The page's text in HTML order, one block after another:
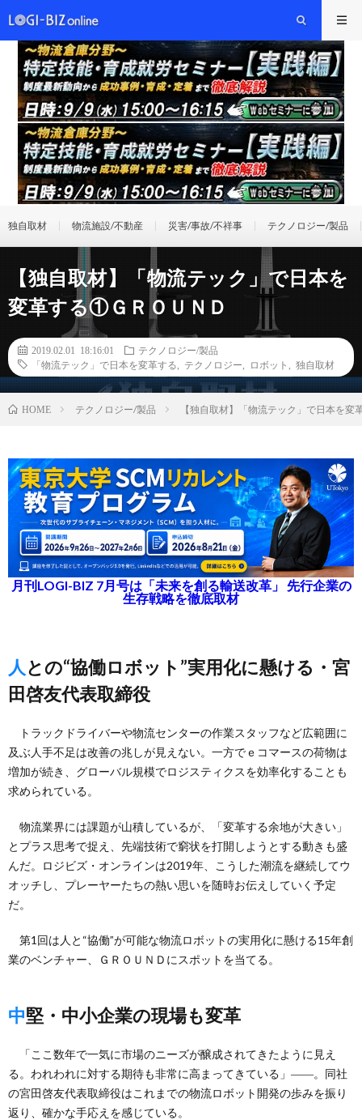
独自取材 物流施設/不動産 災害/事故/不祥事 テクノロジー/製品
【独自取材】「物流テック」で日本を
変革する①ＧＲＯＵＮＤ
2019.02.01 18:16:01
テクノロジー/製品
「物流テック」で日本を変革する
テクノロジー ロボット 独自取材
HOME テクノロジー/製品 【独自取材】「物流テック」で日本を
月刊LOGI-BIZ 7月号は「未来を創る輸送改革」 先行企業の
生存戦略を徹底取材
人との“協働ロボット”実用化に懸ける・宮
田啓友代表取締役
トラックドライバーや物流センターの作業スタッフなど広範囲に
及ぶ人手不足は改善の兆しが見えない。一方でｅコマースの荷物は
増加が続き、グローバル規模でロジスティクスを効率化することも
求められている。
物流業界には課題が山積しているが、「変革する余地が大きい」
とプラス思考で捉え、先端技術で窮状を打開しようとする動きも盛
んだ。ロジビズ・オンラインは2019年、こうした潮流を継続してウ
オッチし、プレーヤーたちの熱い思いを随時お伝えしていく予定
だ。
第1回は人と“協働”が可能な物流ロボットの実用化に懸ける15年創
業のベンチャー、ＧＲＯＵＮＤにスポットを当てる。
中堅・中小企業の現場も変革
「ここ数年で一気に市場のニーズが醸成されてきたように見え
る。われわれに対する期待も非常に高まってきている」――。同社
の宮田啓友代表取締役はこれまでの物流ロボット開発の歩みを振り
返り、確かな手応えを感じている。